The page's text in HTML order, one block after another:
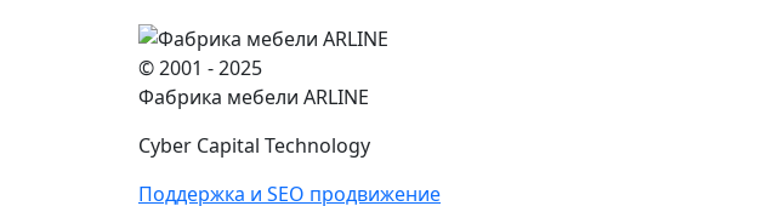
© 2001 - 2025
Фабрика мебели ARLINE
Cyber Capital Technology
Поддержка и SEO продвижение